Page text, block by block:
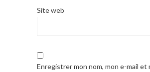
Site web
Enregistrer mon nom, mon e-mail et